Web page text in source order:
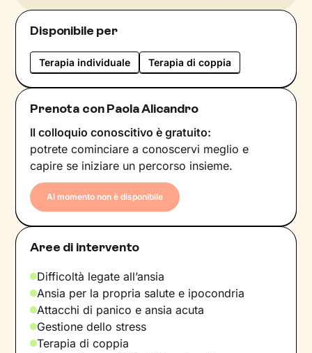
Disponibile per
Terapia individuale Terapia di coppia
Prenota con Paola Alicandro
Il colloquio conoscitivo è gratuito:
potrete cominciare a conoscervi meglio e
capire se iniziare un percorso insieme.
Al momento non è disponibile
Aree di intervento
Difficoltà legate all’ansia
Ansia per la propria salute e ipocondria
Attacchi di panico e ansia acuta
Gestione dello stress
Terapia di coppia